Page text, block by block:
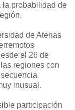
la probabilidad de
de Atenas
el 26 de
regiones con
inusual.
participación